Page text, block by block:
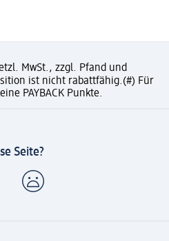
MwSt., zzgl. Pfand und
ist nicht rabattfähig.(#) Für
PAYBACK Punkte.
Seite?